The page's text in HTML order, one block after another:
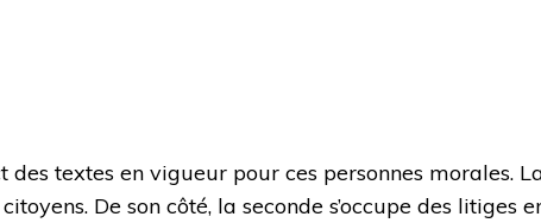
textes en vigueur pour ces personnes morales.
De son côté, la seconde s’occupe des litiges